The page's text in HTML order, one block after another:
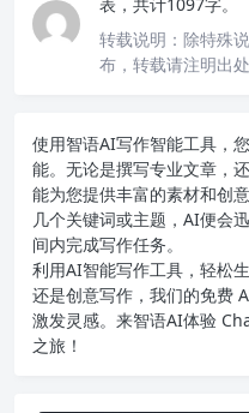
转载说明： 除特殊
布，转载请注明出处
使用智语AI写作智能工具，
能。无论是撰写专业文章，
能为您提供丰富的素材和创
几个关键词或主题，AI便会
间内完成写作任务。
利用AI智能写作工具，轻松
还是创意写作，我们的免费
激发灵感。来智语AI体验
之旅！